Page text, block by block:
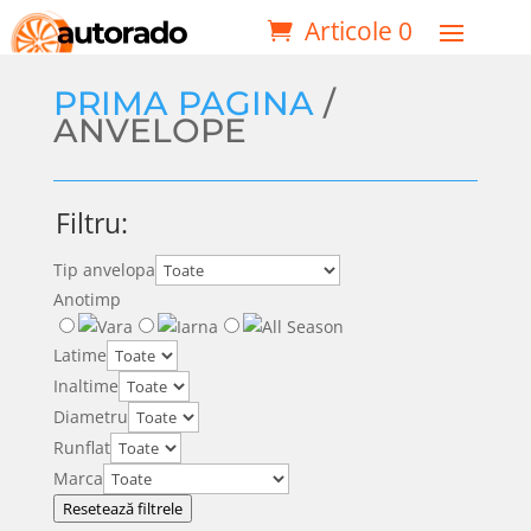
Articole 0
PRIMA PAGINA/
ANVELOPE
Filtru:
Tip anvelopa
Anotimp
Latime
Inaltime
Diametru
Runflat
Marca
Resetează filtrele